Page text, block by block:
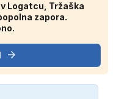
Logatcu, Tržaška
zapora.